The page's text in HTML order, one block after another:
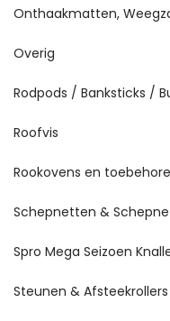
Onthaakmatten,
Overig
Rodpods / Banksticks /
Roofvis
Rookovens en
Schepnetten &
Spro Mega Seizoen
Steunen & Afsteekrollers